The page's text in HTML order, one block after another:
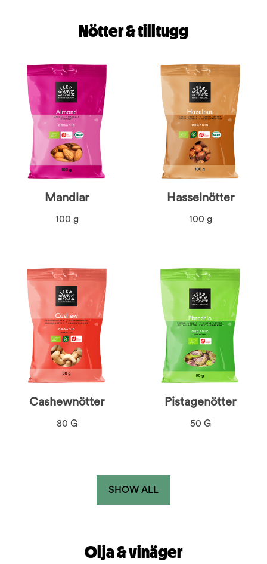
Nötter & tilltugg
Mandlar
100 g
Hasselnötter
100 g
Cashewnötter
80 G
Pistagenötter
50 G
SHOW ALL
Olja & vinäger